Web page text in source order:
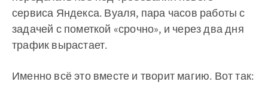
сервиса Яндекса. Вуаля, пара часов работы с
задачей с пометкой «срочно», и через два дня
трафик вырастает.
Именно всё это вместе и творит магию. Вот так: